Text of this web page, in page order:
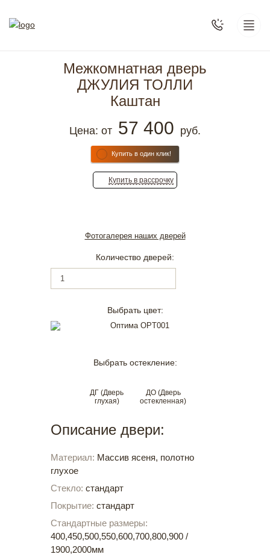
Межкомнатная дверь
ДЖУЛИЯ ТОЛЛИ
Каштан
Фотогалерея наших дверей
Цена: от 57 400 руб.
Купить в один клик!
Купить в рассрочку
Количество дверей:
Выбрать цвет:
Выбрать остекление:
ДГ (Дверь
глухая)
ДО (Дверь
остекленная)
Описание двери:
Материал: Массив ясеня, полотно
глухое
Стекло: стандарт
Покрытие: стандарт
Стандартные размеры:
400,450,500,550,600,700,800,900 /
1900,2000мм